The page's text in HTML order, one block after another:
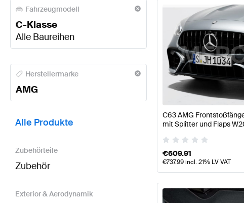
Fahrzeugmodell
C-Klasse
Alle Baureihen
AMG A-Klasse Tuning- und PerformanceteileAMG A-
Herstellermarke
AMG
BRABUS C-Klasse Tuning- und PerformanceteileAMG
Alle Produkte
Zubehörteile
Zubehör
Exterior & Aerodynamik
C63 AMG
mit Splitter und Flaps
€609.91
€737.99incl. 21% LV VAT